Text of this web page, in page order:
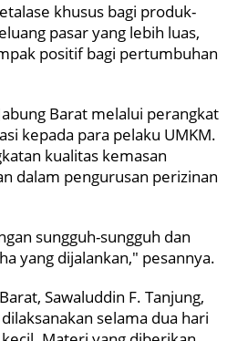
khusus bagi produk-
pasar yang lebih luas,
positif bagi pertumbuhan
Barat melalui perangkat
kepada para pelaku UMKM.
kualitas kemasan
dalam pengurusan perizinan
sungguh-sungguh dan
yang dijalankan," pesannya.
Sawaluddin F. Tanjung,
selama dua hari